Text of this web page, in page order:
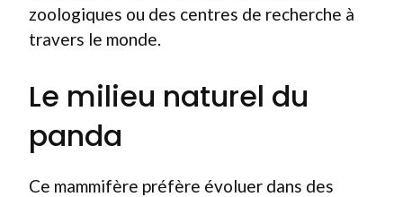
zoologiques ou des centres de recherche à
travers le monde.
Le milieu naturel du
panda
Ce mammifère préfère évoluer dans des